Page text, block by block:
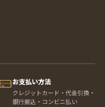
お支払い方法
クレジットカード・代金引換・
銀行振込・コンビニ払い